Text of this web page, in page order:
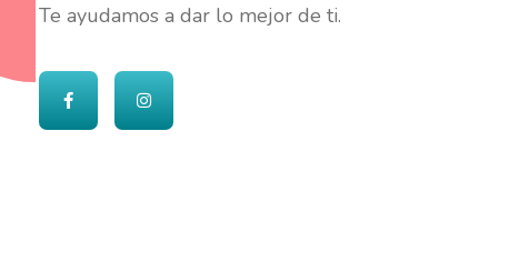
Te ayudamos a dar lo mejor de ti.